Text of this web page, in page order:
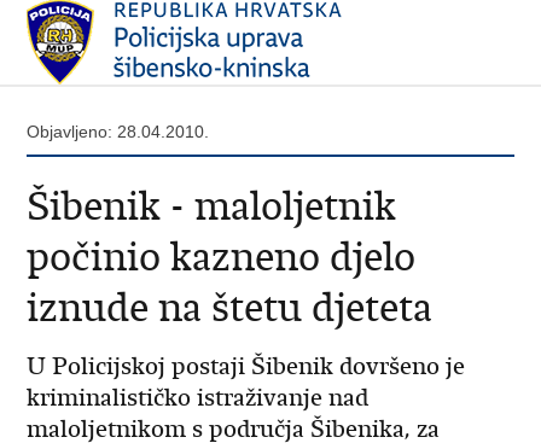
Objavljeno: 28.04.2010.
Šibenik - maloljetnik
počinio kazneno djelo
iznude na štetu djeteta
U Policijskoj postaji Šibenik dovršeno je
kriminalističko istraživanje nad
maloljetnikom s područja Šibenika, za